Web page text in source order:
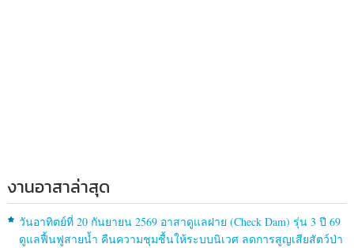
งานอาสาล่าสุด
วันอาทิตย์ที่ 20 กันยายน 2569 อาสาดูแลฝาย (Check Dam) รุ่น 3 ปี 69
ดูแลฟื้นฟูสายน้ำ คืนความชุมชื้นให้ระบบนิเวศ ลดการสูญเสียสัตว์ป่า